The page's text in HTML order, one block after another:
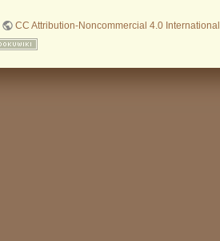
CC Attribution-Noncommercial 4.0 International